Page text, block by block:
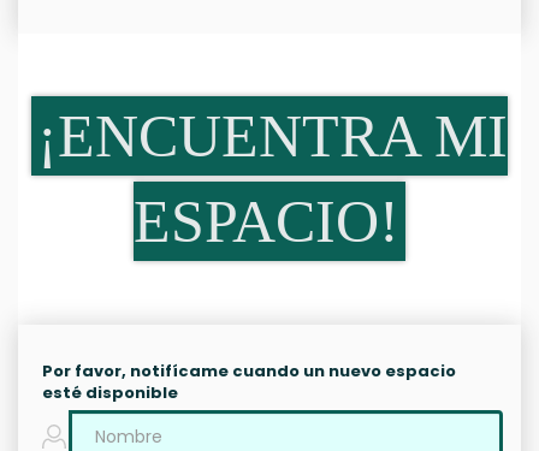
¡ENCUENTRA MI
ESPACIO!
Por favor, notifícame cuando un nuevo espacio
esté disponible